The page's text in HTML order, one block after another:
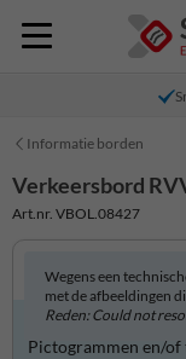
Informatie borden
Verkeersbord
Art.nr. VBOL.08427
Wegens een
met de afbeeldingen
Reden: Could not
Verkeersbord zelf
Pictogrammen en/of